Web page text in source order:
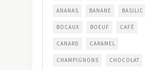
ANANAS BANANE BASILIC
BOCAUX BOEUF CAFÉ
CANARD CARAMEL
CHAMPIGNONS CHOCOLAT